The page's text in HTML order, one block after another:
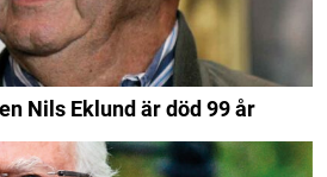
Nils Eklund är död 99 år